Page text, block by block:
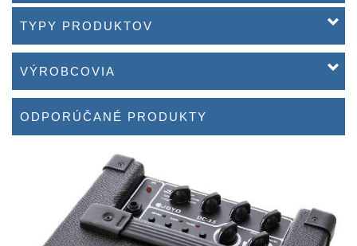
TYPY PRODUKTOV
VÝROBCOVIA
ODPORÚČANÉ PRODUKTY